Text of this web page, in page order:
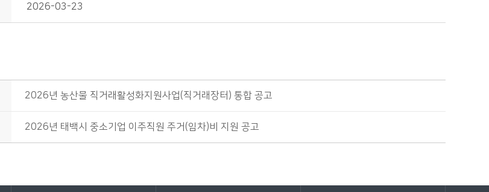
2026-03-23
2026년 농산물 직거래활성화지원사업(직거래장터) 통합 공고
2026년 태백시 중소기업 이주직원 주거(임차)비 지원 공고